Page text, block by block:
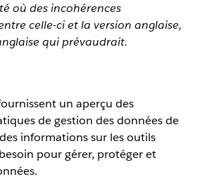
où des incohérences
celle-ci et la version anglaise,
qui prévaudrait.
un aperçu des
de gestion des données de
informations sur les outils
pour gérer, protéger et